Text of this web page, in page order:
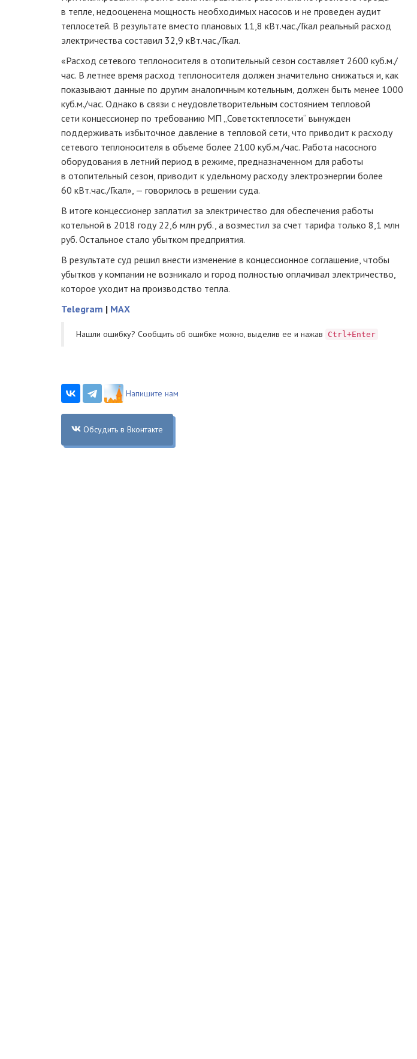
в тепле, недооценена мощность необходимых насосов и не проведен аудит
теплосетей. В результате вместо плановых 11,8 кВт.час./Гкал реальный расход
электричества составил 32,9 кВт.час./Гкал.
«Расход сетевого теплоносителя в отопительный сезон составляет 2600 куб.м./
час. В летнее время расход теплоносителя должен значительно снижаться и, как
показывают данные по другим аналогичным котельным, должен быть менее 1000
куб.м./час. Однако в связи с неудовлетворительным состоянием тепловой
сети концессионер по требованию МП „Советсктеплосети“ вынужден
поддерживать избыточное давление в тепловой сети, что приводит к расходу
сетевого теплоносителя в объеме более 2100 куб.м./час. Работа насосного
оборудования в летний период в режиме, предназначенном для работы
в отопительный сезон, приводит к удельному расходу электроэнергии более
60 кВт.час./Гкал», — говорилось в решении суда.
В итоге концессионер заплатил за электричество для обеспечения работы
котельной в 2018 году 22,6 млн руб., а возместил за счет тарифа только 8,1 млн
руб. Остальное стало убытком предприятия.
В результате суд решил внести изменение в концессионное соглашение, чтобы
убытков у компании не возникало и город полностью оплачивал электричество,
которое уходит на производство тепла.
Telegram | MAX
Нашли ошибку? Cообщить об ошибке можно, выделив ее и нажав Ctrl+Enter
Напишите нам
Обсудить в Вконтакте